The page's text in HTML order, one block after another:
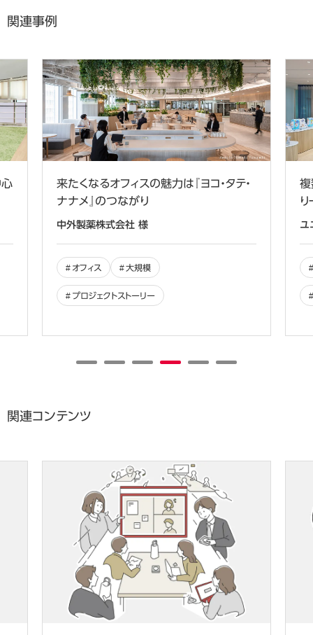
関連事例
心
来たくなるオフィスの魅力は『ヨコ・タテ・
ナナメ』のつながり
中外製薬株式会社 様
オフィス 大規模
プロジェクトストーリー
複
ユ
関連コンテンツ